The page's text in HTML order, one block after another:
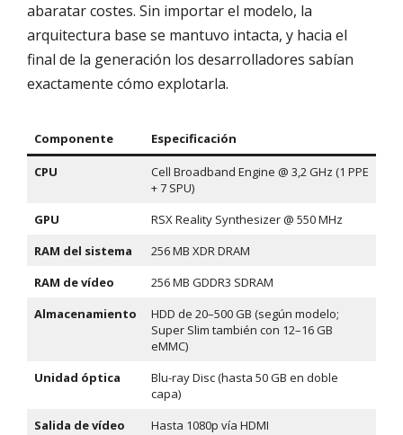
abaratar costes. Sin importar el modelo, la
arquitectura base se mantuvo intacta, y hacia el
final de la generación los desarrolladores sabían
exactamente cómo explotarla.
Componente Especificación
CPU
Cell Broadband Engine @ 3,2 GHz (1 PPE
+ 7 SPU)
GPU
RSX Reality Synthesizer @ 550 MHz
RAM del sistema
256 MB XDR DRAM
RAM de vídeo
256 MB GDDR3 SDRAM
Almacenamiento
HDD de 20–500 GB (según modelo;
Super Slim también con 12–16 GB
eMMC)
Unidad óptica
Blu-ray Disc (hasta 50 GB en doble
capa)
Salida de vídeo
Hasta 1080p vía HDMI